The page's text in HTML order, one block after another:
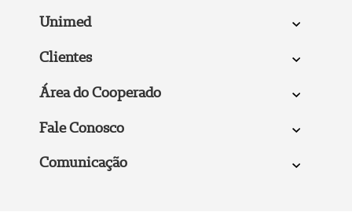
Unimed
Clientes
Área do Cooperado
Fale Conosco
Comunicação